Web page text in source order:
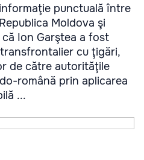
punctuală între
Moldova şi
Ion Garştea a fost
cu ţigări,
de către autorităţile
română prin aplicarea
...